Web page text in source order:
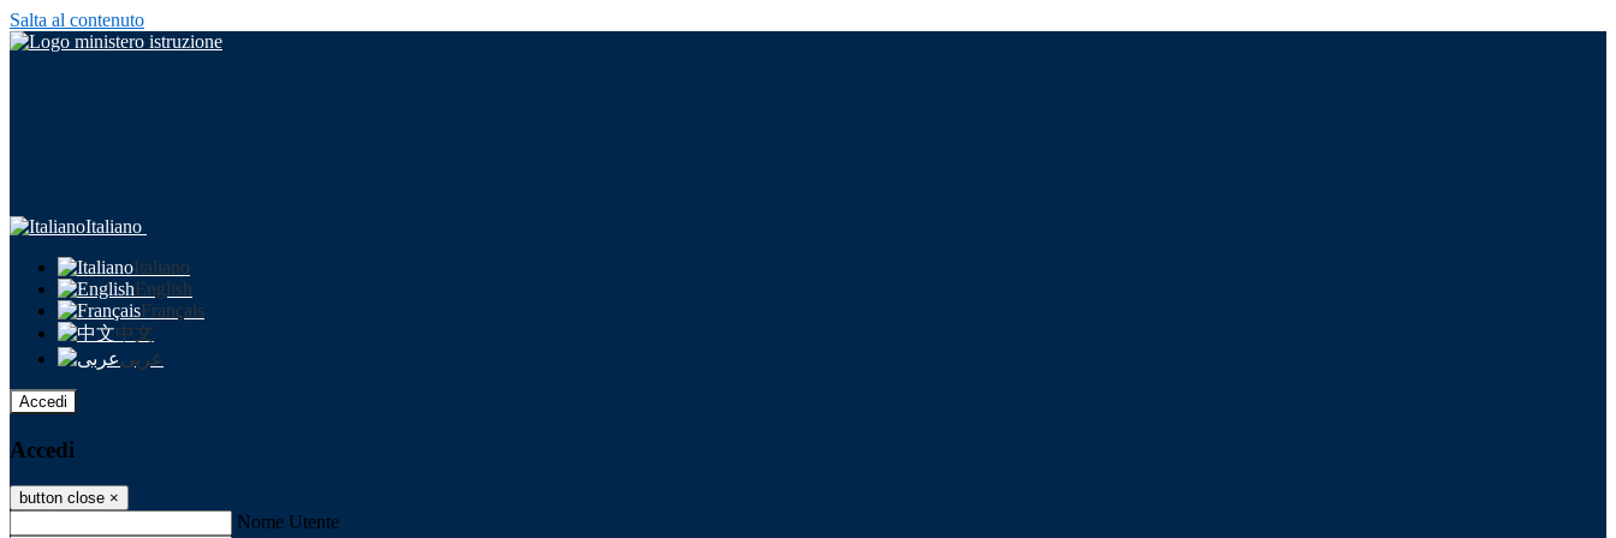
Salta al contenuto
Italiano
Italiano
English
Français
中文
عربى
Accedi
Accedi
button close ×
Nome Utente